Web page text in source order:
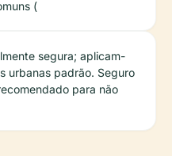
(
segura; aplicam-
urbanas padrão. Seguro
para não